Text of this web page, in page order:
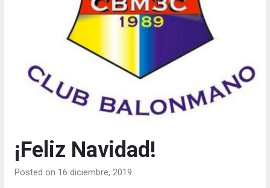
¡Feliz Navidad!
Posted on 16 diciembre, 2019